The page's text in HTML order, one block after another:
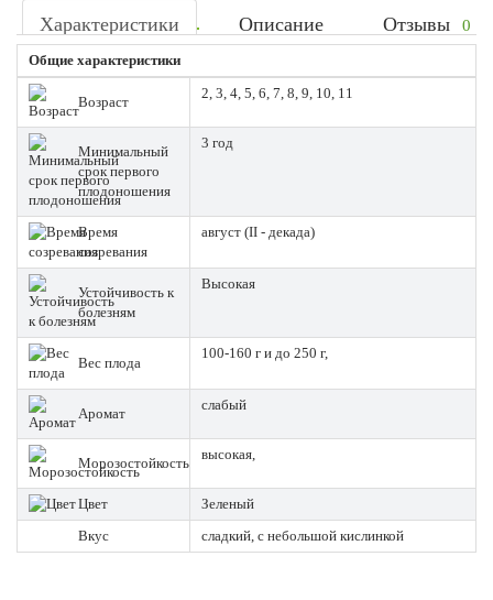
Характеристики Описание Отзывы 0
Общие характеристики
Возраст
2, 3, 4, 5, 6, 7, 8, 9, 10, 11
Минимальный
срок первого
плодоношения
3 год
Время
созревания
август (II - декада)
Устойчивость к
болезням
Высокая
Вес плода
100-160 г и до 250 г,
Аромат
слабый
Морозостойкость
высокая,
Цвет
Зеленый
Вкус
сладкий, с небольшой кислинкой